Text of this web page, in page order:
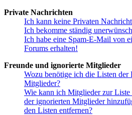
Private Nachrichten
Ich kann keine Privaten
Ich bekomme ständig
Ich habe eine Spam-E-Mail von
Forums erhalten!
Freunde und ignorierte Mitglieder
Wozu benötige ich die Listen der
Mitglieder?
Wie kann ich Mitglieder zur Liste
der ignorierten Mitglieder
den Listen entfernen?